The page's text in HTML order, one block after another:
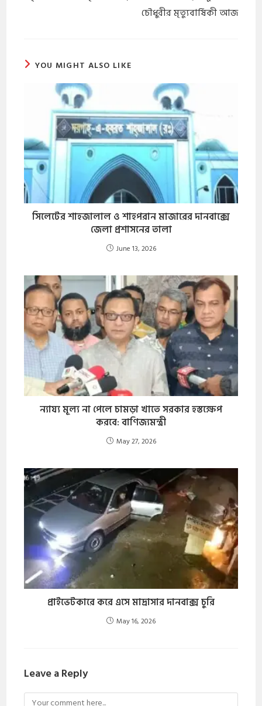
চৌধুরীর মৃত্যুবার্ষিকী আজ
YOU MIGHT ALSO LIKE
সিলেটের শাহজালাল ও শাহপরান মাজারের দানবাক্সে
জেলা প্রশাসনের তালা
June 13, 2026
​ন্যায্য মূল্য না পেলে চামড়া খাতে সরকার হস্তক্ষেপ
করবে: বাণিজ্যমন্ত্রী
May 27, 2026
প্রাইভেটকারে করে এসে মাদ্রাসার দানবাক্স চুরি
May 16, 2026
Leave a Reply